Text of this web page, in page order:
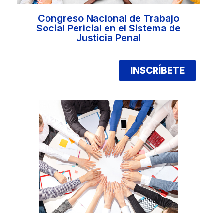
Congreso Nacional de Trabajo
Social Pericial en el Sistema de
Justicia Penal
INSCRÍBETE